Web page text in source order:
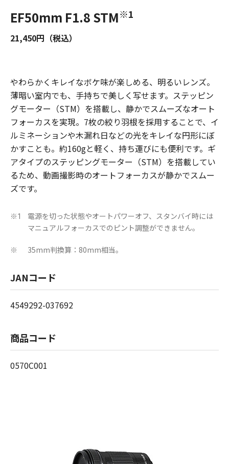
EF50mm F1.8 STM※1
21,450円（税込）
やわらかくキレイなボケ味が楽しめる、明るいレンズ。
薄暗い室内でも、手持ちで美しく写せます。ステッピン
グモーター（STM）を搭載し、静かでスムーズなオート
フォーカスを実現。7枚の絞り羽根を採用することで、イ
ルミネーションや木漏れ日などの光をキレイな円形にぼ
かすことも。約160gと軽く、持ち運びにも便利です。ギ
アタイプのステッピングモーター（STM）を搭載してい
るため、動画撮影時のオートフォーカスが静かでスムー
ズです。
※1
電源を切った状態やオートパワーオフ、スタンバイ時には
マニュアルフォーカスでのピント調整ができません。
※ 35mm判換算：80mm相当。
JANコード
4549292-037692
商品コード
0570C001